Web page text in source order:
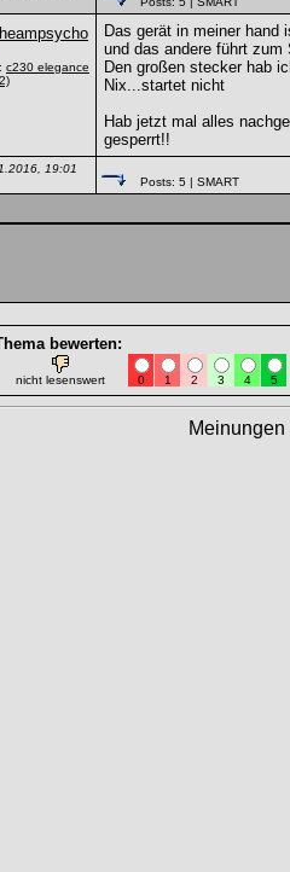
c230 elegance
Das gerät in meiner
und das andere führt
Den großen stecker hab
Nix...startet nicht
Hab jetzt mal alles
gesperrt!!
19:01
Posts: 5 | SMART
bewerten:
nicht lesenswert 0 1 2 3 4 5